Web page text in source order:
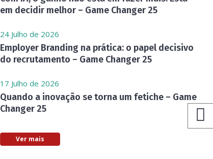
em decidir melhor – Game Changer 25
24 Julho de 2026
Employer Branding na prática: o papel decisivo
do recrutamento – Game Changer 25
17 Julho de 2026
Quando a inovação se torna um fetiche – Game
Changer 25
Ver mais